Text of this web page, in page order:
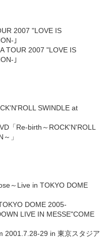
2007 "LOVE IS
｣
TOUR 2007 "LOVE IS
｣
SWINDLE at
「Re-birth～ROCK'N'ROLL
」
～Live in TOKYO DOME
DOME 2005-
LIVE IN MESSE"COME
2001.7.28-29 in 東京スタジア